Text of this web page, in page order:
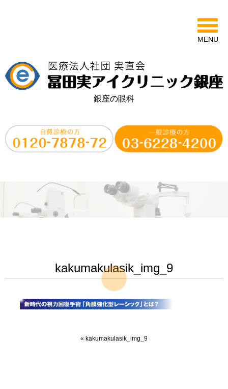
銀座の眼科
MENU
kakumakulasik_img_9
« kakumakulasik_img_9